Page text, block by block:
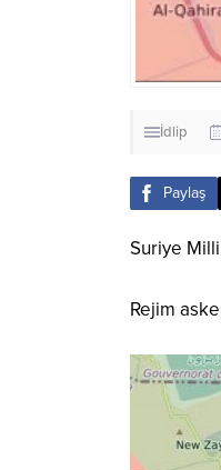
İdlip
Paylaş
Suriye
Rejim